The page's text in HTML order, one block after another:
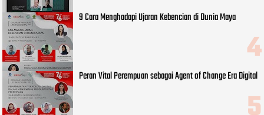
9 Cara Menghadapi Ujaran Kebencian di Dunia Maya
Peran Vital Perempuan sebagai Agent of Change Era Digital